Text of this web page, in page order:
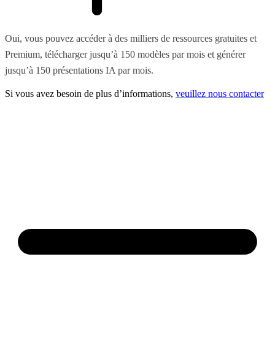
Oui, vous pouvez accéder à des milliers de ressources gratuites et
Premium, télécharger jusqu’à 150 modèles par mois et générer
jusqu’à 150 présentations IA par mois.
Si vous avez besoin de plus d’informations, veuillez nous contacter